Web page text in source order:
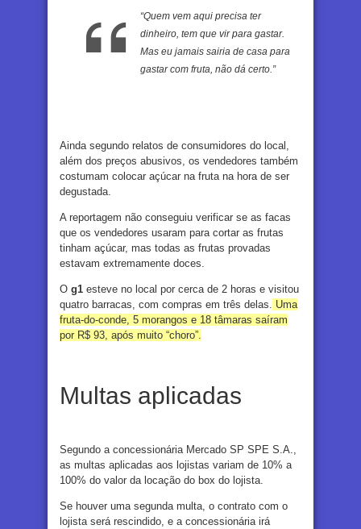
“Quem vem aqui precisa ter
dinheiro, tem que vir para gastar.
Mas eu jamais sairia de casa para
gastar com fruta, não dá certo.”
Ainda segundo relatos de consumidores do local,
além dos preços abusivos, os vendedores também
costumam colocar açúcar na fruta na hora de ser
degustada.
A reportagem não conseguiu verificar se as facas
que os vendedores usaram para cortar as frutas
tinham açúcar, mas todas as frutas provadas
estavam extremamente doces.
O g1 esteve no local por cerca de 2 horas e visitou
quatro barracas, com compras em três delas. Uma
fruta-do-conde, 5 morangos e 18 tâmaras saíram
por R$ 93, após muito “choro”.
Multas aplicadas
Segundo a concessionária Mercado SP SPE S.A.,
as multas aplicadas aos lojistas variam de 10% a
100% do valor da locação do box do lojista.
Se houver uma segunda multa, o contrato com o
lojista será rescindido, e a concessionária irá